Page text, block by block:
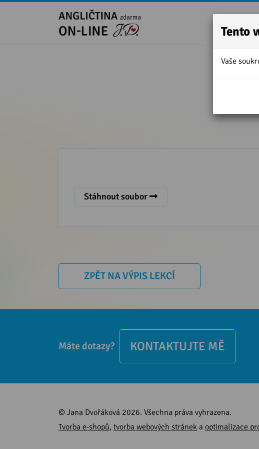
Stáhnout soubor
ZPĚT NA VÝPIS LEKCÍ
Máte dotazy? KONTAKTUJTE MĚ
© Jana Dvořáková 2026. Všechna práva vyhrazena.
Tvorba e-shopů, tvorba webových stránek a optimalizace
Tento
Vaše